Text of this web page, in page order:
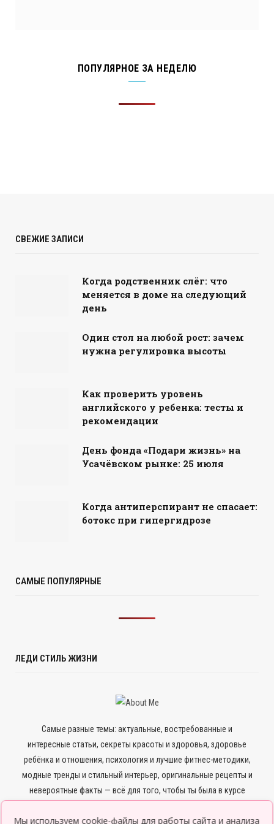
ПОПУЛЯРНОЕ ЗА НЕДЕЛЮ
СВЕЖИЕ ЗАПИСИ
Когда родственник слёг: что
меняется в доме на следующий
день
Один стол на любой рост: зачем
нужна регулировка высоты
Как проверить уровень
английского у ребенка: тесты и
рекомендации
День фонда «Подари жизнь» на
Усачёвском рынке: 25 июля
Когда антиперспирант не спасает:
ботокс при гипергидрозе
САМЫЕ ПОПУЛЯРНЫЕ
ЛЕДИ СТИЛЬ ЖИЗНИ
Самые разные темы: актуальные, востребованные и
интересные статьи, секреты красоты и здоровья, здоровье
ребёнка и отношения, психология и лучшие фитнес-методики,
модные тренды и стильный интерьер, оригинальные рецепты и
невероятные факты — всё для того, чтобы ты была в курсе
Мы используем cookie-файлы для работы сайта и анализа